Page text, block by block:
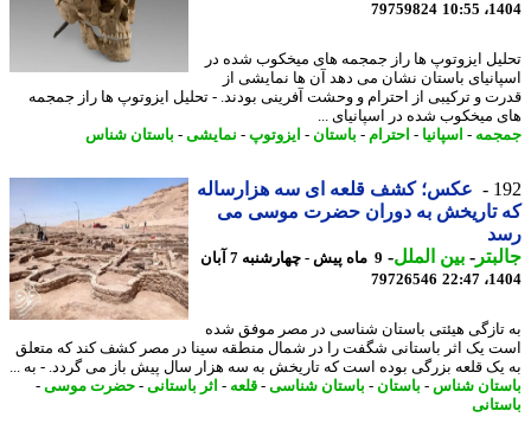
79759824
ایزوتوپ ها راز جمجمه های میخکوب شده در
باستان نشان می دهد آن ها نمایشی از
و ترکیبی از احترام و وحشت آفرینی بودند. - تحلیل ایزوتوپ ها راز جمجمه
میخکوب شده در اسپانیای ...
-اسپانیا-احترام- باستان-ایزوتوپ-نمایشی-باستان شناس
عکس؛ کشف قلعه ای سه هزارساله
تاریخش به دوران حضرت موسی می
-بین الملل-
9 ماه پیش - چهارشنبه 7 آبان
79726546
هیئتی باستان شناسی در مصر موفق شده
یک اثر باستانی شگفت را در شمال منطقه سینا در مصر کشف کند که متعلق
قلعه بزرگی بوده است که تاریخش به سه هزار سال پیش باز می گردد. - به ...
شناس-باستان-باستان شناسی-قلعه -اثر باستانی-حضرت موسی-